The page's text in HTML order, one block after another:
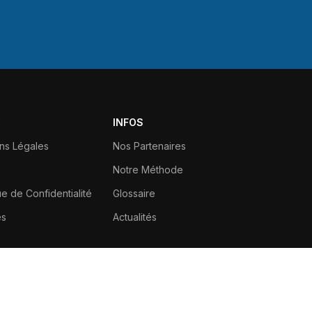
Légales
de Confidentialité
INFOS
Nos Partenaires
Notre Méthode
Glossaire
Actualités